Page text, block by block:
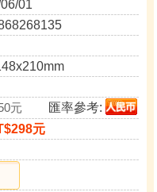
01
元
匯率參考:
元